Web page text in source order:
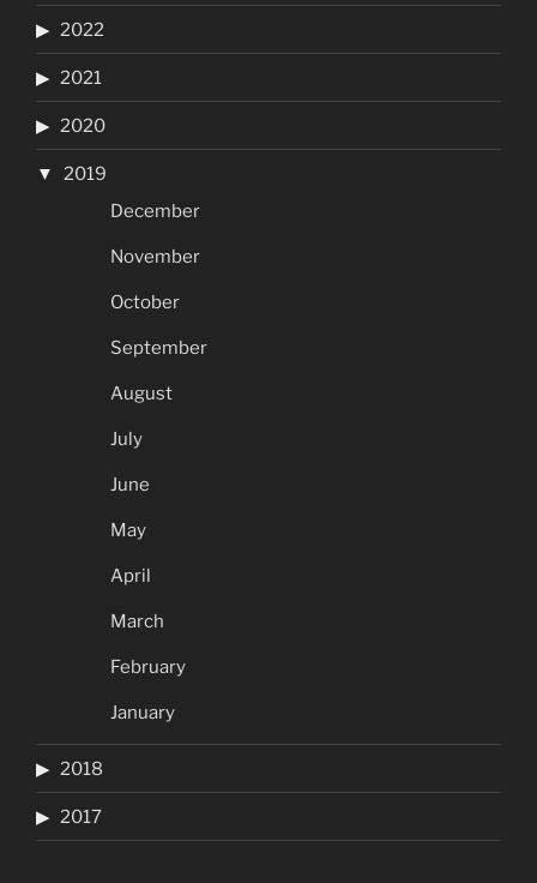
2022
2021
2020
2019
December
November
October
September
August
July
June
May
April
March
February
January
2018
2017